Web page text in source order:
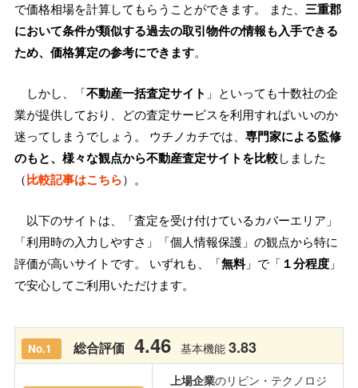
で価格相場を計算してもらうことができます。 また、 三重郡
において条件が類似する過去の取引物件の情報も入手できる
ため、価格算定の参考にできます。
しかし、「不動産一括査定サイト 」といっても十数社の企
業が提供しており、どの査定サービスを利用すればいいのか
迷ってしまうでしょう。 ウチノカチでは、 専門家による監修
のもと、様々な観点から不動産査定サイトを比較しました
（比較記事はこちら）。
以下のサイトは、「査定を受け付けているカバーエリア」
「利用時の入力しやすさ」「個人情報保護」の観点から特に
評価が高いサイトです。 いずれも、「無料」で「 １分程度 」
で安心してご利用いただけます。